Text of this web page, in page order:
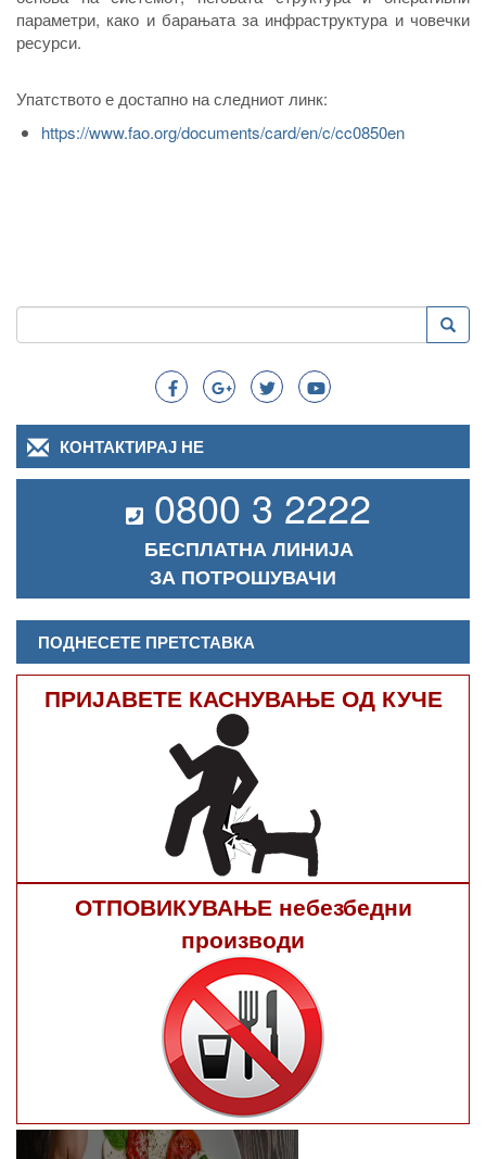
параметри, како и барањата за инфраструктура и човечки
ресурси.
Упатството е достапно на следниот линк:
https://www.fao.org/documents/card/en/c/cc0850en
Search
Пребарување
КОНТАКТИРАЈ НЕ
0800 3 2222
БЕСПЛАТНА ЛИНИЈА
ЗА ПОТРОШУВАЧИ
ПОДНЕСЕТЕ ПРЕТСТАВКА
ПРИЈАВЕТЕ КАСНУВАЊЕ ОД КУЧЕ
ОТПОВИКУВАЊЕ небезбедни
производи